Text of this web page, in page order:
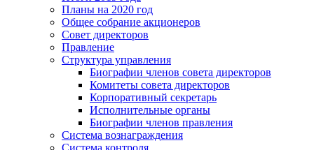
Планы на 2020 год
Общее собрание акционеров
Совет директоров
Правление
Структура управления
Биографии членов совета директоров
Комитеты совета директоров
Корпоративный секретарь
Исполнительные органы
Биографии членов правления
Система вознаграждения
Система контроля